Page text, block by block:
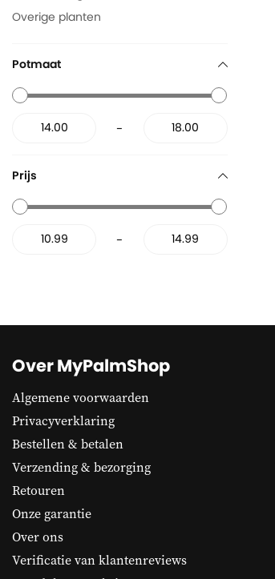
Overige planten
Potmaat
-
Prijs
-
Over MyPalmShop
Algemene voorwaarden
Privacyverklaring
Bestellen & betalen
Verzending & bezorging
Retouren
Onze garantie
Over ons
Verificatie van klantenreviews